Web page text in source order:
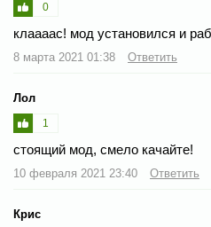
0
клаааас! мод установился и
8 марта 2021 01:38 Ответить
Лол
1
стоящий мод, смело качайте!
10 февраля 2021 23:40 Ответить
Крис